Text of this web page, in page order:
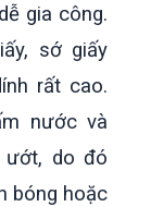
gia công.
sớ giấy
rất cao.
nước và
ướt, do đó
bóng hoặc